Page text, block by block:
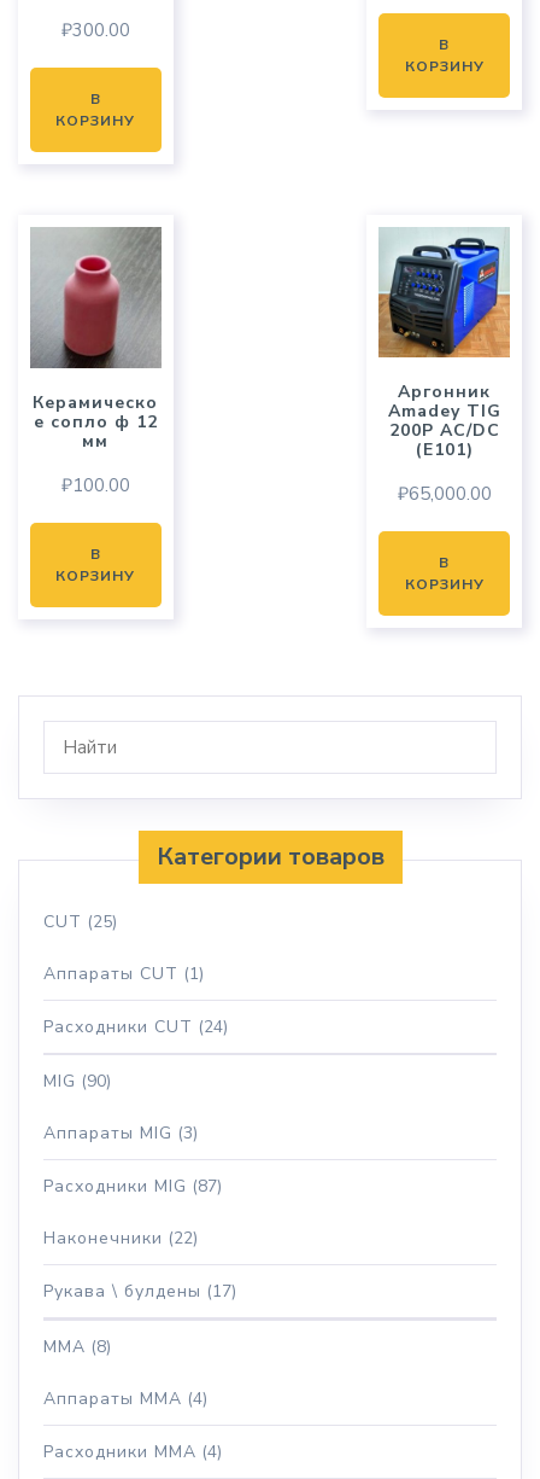
₽300.00
В
КОРЗИНУ
В
КОРЗИНУ
Керамическо
е сопло ф 12
мм
₽100.00
В
КОРЗИНУ
Аргонник
Amadey TIG
200P AC/DC
(E101)
₽65,000.00
В
КОРЗИНУ
Категории товаров
CUT (25)
Аппараты CUT (1)
Расходники CUT (24)
MIG (90)
Аппараты MIG (3)
Расходники MIG (87)
Наконечники (22)
Рукава \ булдены (17)
MMA (8)
Аппараты MMA (4)
Расходники MMA (4)